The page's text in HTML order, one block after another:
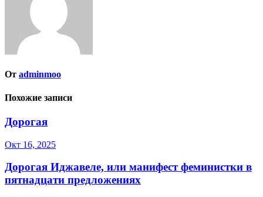
От adminmoo
Похожие записи
Дорогая
Окт 16, 2025
Дорогая Иджавеле, или манифест феминистки в
пятнадцати предложениях